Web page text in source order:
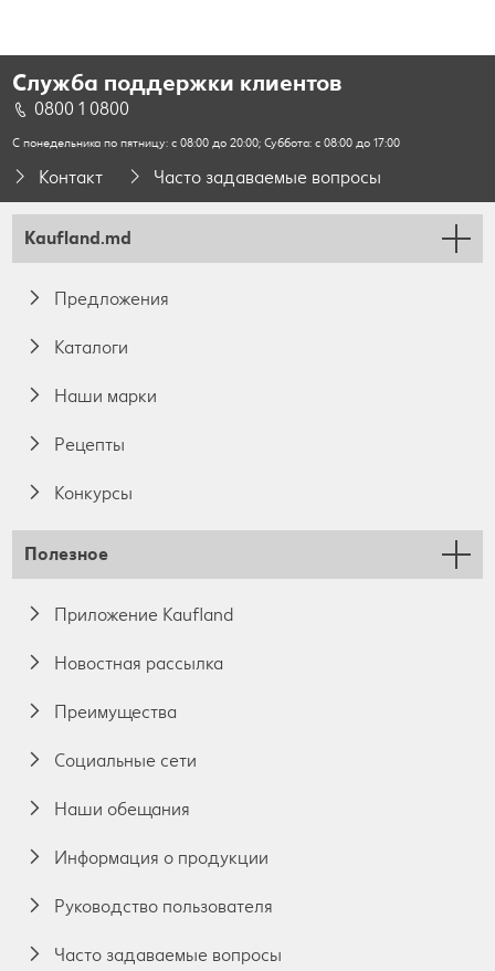
Служба поддержки клиентов
0800 1 0800
С понедельника по пятницу: с 08:00 до 20:00; Суббота: с 08:00 до 17:00
Контакт Часто задаваемые вопросы
Kaufland.md
Предложения
Каталоги
Наши марки
Pецепты
Конкурсы
Полезное
Приложение Kaufland
Новостная рассылка
Преимущества
Социальные сети
Наши обещания
Информация о продукции
Руководство пользователя
Часто задаваемые вопросы